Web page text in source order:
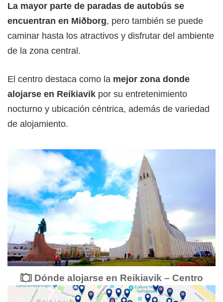
La mayor parte de paradas de autobús se
encuentran en Miðborg, pero también se puede
caminar hasta los atractivos y disfrutar del ambiente
de la zona central.
El centro destaca como la mejor zona donde
alojarse en Reikiavik por su entretenimiento
nocturno y ubicación céntrica, además de variedad
de alojamiento.
Dónde alojarse en Reikiavik – Centro